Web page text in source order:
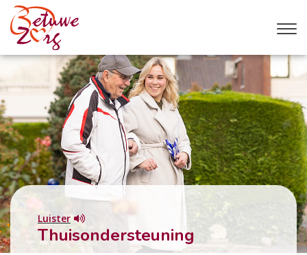
Luister
Thuisondersteuning